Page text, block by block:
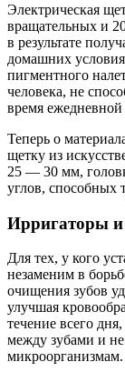
Электрическая
вращательных и
в результате
домашних
пигментного
человека, не
время
Теперь о
щетку из
25 — 30 мм,
углов, способных
Ирригаторы
Для тех, у кого
незаменим в
очищения зубов
улучшая
течение всего
между зубами и не
микроорганизмам.